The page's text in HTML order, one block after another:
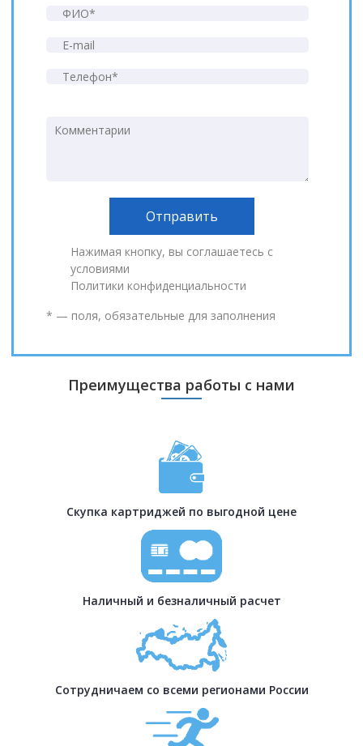
Нажимая кнопку, вы соглашаетесь с
условиями
Политики конфиденциальности
* — поля, обязательные для заполнения
Преимущества работы с нами
Скупка картриджей по выгодной цене
Наличный и безналичный расчет
Сотрудничаем со всеми регионами России